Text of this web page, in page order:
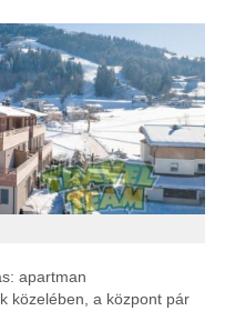
apartman
közelében, a központ pár